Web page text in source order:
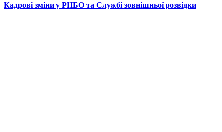
Кадрові зміни у РНБО та Службі зовнішньої розвідки